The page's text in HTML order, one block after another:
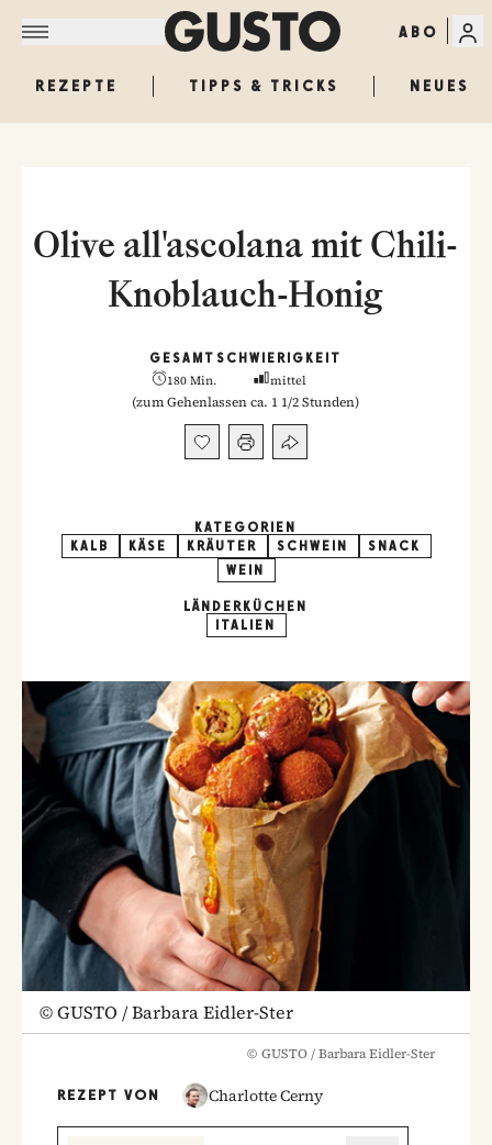
ABO
REZEPTE TIPPS & TRICKS NEUES
Olive all'ascolana mit Chili-
Knoblauch-Honig
GESAMT
180 Min.
SCHWIERIGKEIT
mittel
(zum Gehenlassen ca. 1 1/2 Stunden)
KATEGORIEN
KALB
KÄSE KRÄUTER SCHWEIN
SNACK
WEIN
LÄNDERKÜCHEN
ITALIEN
©GUSTO / Barbara Eidler-Ster
© GUSTO / Barbara Eidler-Ster
REZEPT VON Charlotte Cerny